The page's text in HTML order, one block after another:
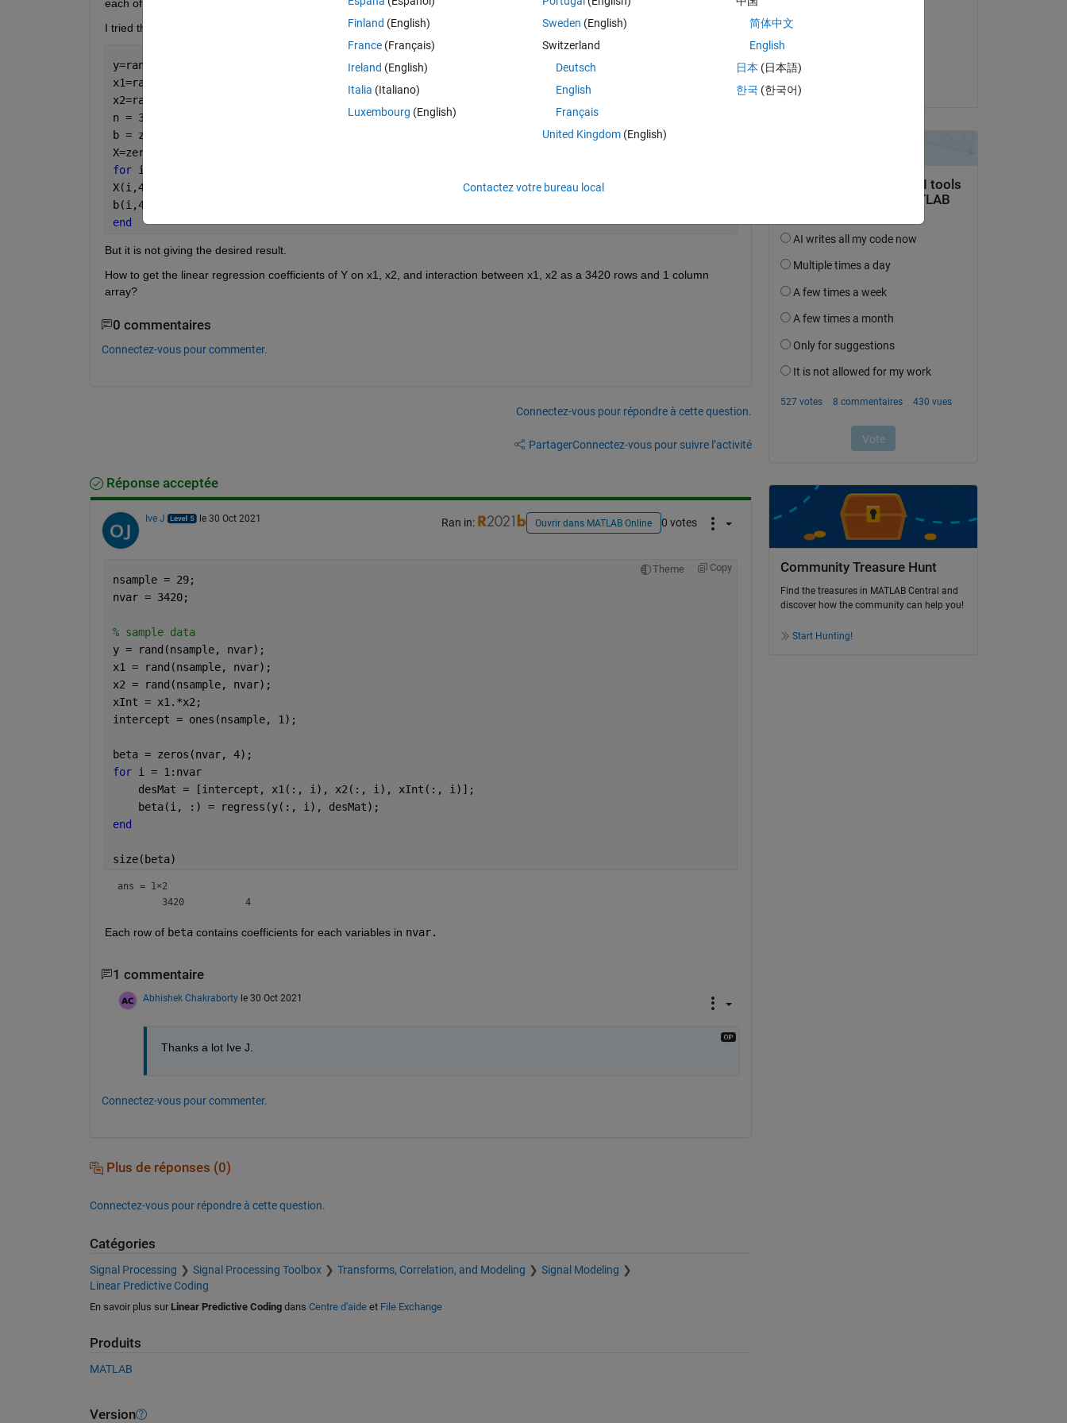
each of them is of 3420 rows and 1 column.
I tried the following code:
y=rand([3420,28]);
x1=rand([3420,28]);
x2=rand([3420,28]);
n = 3420;
b = zeros(n,4);
X=zeros(n,4);
for i=1:n
X(i,4)=[ones([28,1]) x1(i,:)' x2(i,:)' (x1(i,:).*x2(i,:))'];
b(i,4)=(regress(y(i,:)',X(i,4)))';
end
But it is not giving the desired result.
How to get the linear regression coefficients of Y on x1, x2, and interaction between x1, x2 as a 3420 rows and 1 column
array?
0 commentaires
Connectez-vous pour commenter.
Connectez-vous pour répondre à cette question.
PartagerConnectez-vous pour suivre l’activité
Réponse acceptée
Ive J le 30 Oct 2021 Ran in: Ouvrir dans MATLAB Online 0 votes
Theme Copy
nsample = 29;
nvar = 3420;
% sample data
y = rand(nsample, nvar);
x1 = rand(nsample, nvar);
x2 = rand(nsample, nvar);
xInt = x1.*x2;
intercept = ones(nsample, 1);
beta = zeros(nvar, 4);
for i = 1:nvar
    desMat = [intercept, x1(:, i), x2(:, i), xInt(:, i)];
    beta(i, :) = regress(y(:, i), desMat);
end
size(beta)
ans = 1×2
        3420           4
Each row of beta contains coefficients for each variables in nvar.
1 commentaire
Abhishek Chakraborty le 30 Oct 2021
Thanks a lot Ive J.
Connectez-vous pour commenter.
Plus de réponses (0)
Connectez-vous pour répondre à cette question.
Catégories
Signal Processing Signal Processing Toolbox Transforms, Correlation, and Modeling
Signal Modeling
Linear Predictive Coding
En savoir plus sur Linear Predictive Codingdans Centre d'aideet File Exchange
Produits
MATLAB
Version
le 30 Oct 2021
Acceptée :
Community Treasure Hunt
Find the treasures in MATLAB Central and
discover how the community can help you!
Start Hunting!
Finland (English)
France (Français)
Ireland (English)
Italia (Italiano)
Luxembourg (English)
Sweden (English)
Switzerland
Deutsch
English
Français
United Kingdom(English)
简体中文
English
日本 (日本語)
한국 (한국어)
Contactez votre bureau local